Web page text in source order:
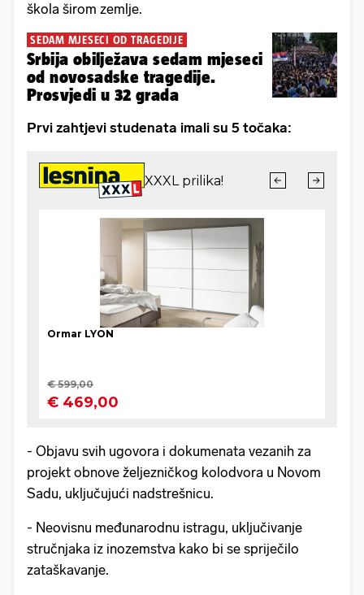
škola širom zemlje.
SEDAM MJESECI OD TRAGEDIJE
Srbija obilježava sedam mjeseci
od novosadske tragedije.
Prosvjedi u 32 grada
Prvi zahtjevi studenata imali su 5 točaka:
- Objavu svih ugovora i dokumenata vezanih za
projekt obnove željezničkog kolodvora u Novom
Sadu, uključujući nadstrešnicu.
- Neovisnu međunarodnu istragu, uključivanje
stručnjaka iz inozemstva kako bi se spriječilo
zataškavanje.